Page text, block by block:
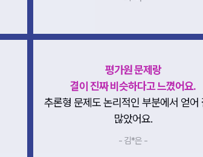
평가원 문제랑
결이 진짜 비슷하다고 느꼈어요.
추론형 문제도 논리적인 부분에서 얻어
많았어요.
- 김*은 -